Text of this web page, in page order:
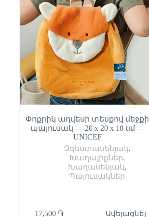
Փոքրիկ աղվեսի տեսքով մեջքի
պայուսակ — 20 x 20 x 10 սմ —
UNICEF
Զգեստասենյակ,
Խաղալիքներ,
Խաղասենյակ,
Պայուսակներ
17,500 ֏ Ավելացնել